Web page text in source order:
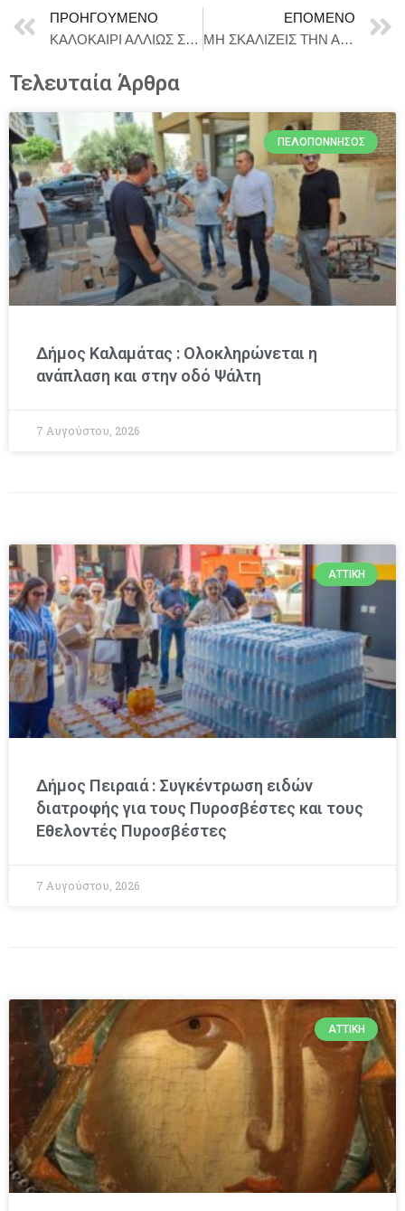
ΠΡΟΗΓΟΎΜΕΝΟ
ΚΑΛΟΚΑΙΡΙ ΑΛΛΙΩΣ ΣΤΗΝ ΤΑΡΑΤΣΑ ΤΟΥ ΛΑΜΠΕΤΗ
ΕΠΌΜΕΝΟ
ΜΗ ΣΚΑΛΙΖΕΙΣ ΤΗΝ ΑΜΜΟ – Σκηνή Ωμέγα, Δημοτικό θέατρο Πειραιά
Τελευταία Άρθρα
ΠΕΛΟΠΌΝΝΗΣΟΣ
Δήμος Καλαμάτας : Ολοκληρώνεται η
ανάπλαση και στην οδό Ψάλτη
7 Αυγούστου, 2026
ΑΤΤΙΚΉ
Δήμος Πειραιά : Συγκέντρωση ειδών
διατροφής για τους Πυροσβέστες και τους
Εθελοντές Πυροσβέστες
7 Αυγούστου, 2026
ΑΤΤΙΚΉ